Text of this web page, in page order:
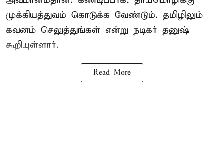
முக்கியத்துவம் கொடுக்க வேண்டும். தமிழிலும்
கவனம் செலுத்துங்கள் என்று நடிகர் தனுஷ்
கூறியுள்ளார்.
Read More